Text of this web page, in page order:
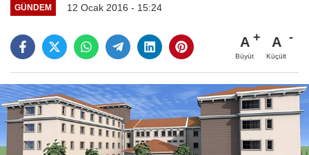
GÜNDEM 12 Ocak 2016 - 15:24
A
Büyüt
A
Küçült